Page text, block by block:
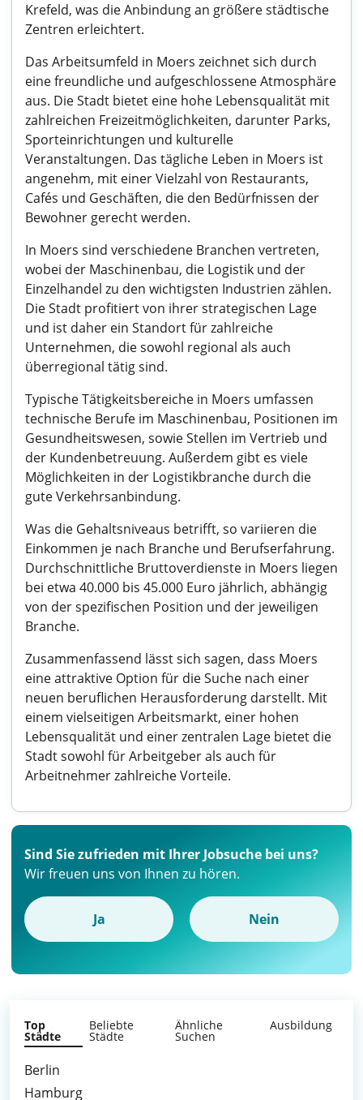
Krefeld, was die Anbindung an größere städtische
Zentren erleichtert.
Das Arbeitsumfeld in Moers zeichnet sich durch
eine freundliche und aufgeschlossene Atmosphäre
aus. Die Stadt bietet eine hohe Lebensqualität mit
zahlreichen Freizeitmöglichkeiten, darunter Parks,
Sporteinrichtungen und kulturelle
Veranstaltungen. Das tägliche Leben in Moers ist
angenehm, mit einer Vielzahl von Restaurants,
Cafés und Geschäften, die den Bedürfnissen der
Bewohner gerecht werden.
In Moers sind verschiedene Branchen vertreten,
wobei der Maschinenbau, die Logistik und der
Einzelhandel zu den wichtigsten Industrien zählen.
Die Stadt profitiert von ihrer strategischen Lage
und ist daher ein Standort für zahlreiche
Unternehmen, die sowohl regional als auch
überregional tätig sind.
Typische Tätigkeitsbereiche in Moers umfassen
technische Berufe im Maschinenbau, Positionen im
Gesundheitswesen, sowie Stellen im Vertrieb und
der Kundenbetreuung. Außerdem gibt es viele
Möglichkeiten in der Logistikbranche durch die
gute Verkehrsanbindung.
Was die Gehaltsniveaus betrifft, so variieren die
Einkommen je nach Branche und Berufserfahrung.
Durchschnittliche Bruttoverdienste in Moers liegen
bei etwa 40.000 bis 45.000 Euro jährlich, abhängig
von der spezifischen Position und der jeweiligen
Branche.
Zusammenfassend lässt sich sagen, dass Moers
eine attraktive Option für die Suche nach einer
neuen beruflichen Herausforderung darstellt. Mit
einem vielseitigen Arbeitsmarkt, einer hohen
Lebensqualität und einer zentralen Lage bietet die
Stadt sowohl für Arbeitgeber als auch für
Arbeitnehmer zahlreiche Vorteile.
Sind Sie zufrieden mit Ihrer Jobsuche bei uns?
Wir freuen uns von Ihnen zu hören.
Ja Nein
Top
Städte
Beliebte
Städte
Ähnliche
Suchen
Ausbildung
Berlin
Hamburg